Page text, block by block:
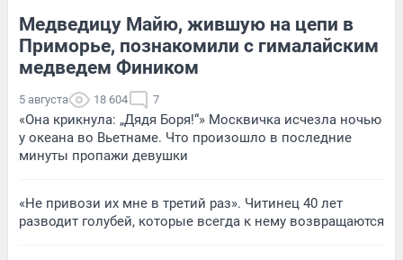
Медведицу Майю, жившую на цепи в
Приморье, познакомили с гималайским
медведем Фиником
5 августа 18 604 7
«Она крикнула: „Дядя Боря!“» Москвичка исчезла ночью
у океана во Вьетнаме. Что произошло в последние
минуты пропажи девушки
«Не привози их мне в третий раз». Читинец 40 лет
разводит голубей, которые всегда к нему возвращаются